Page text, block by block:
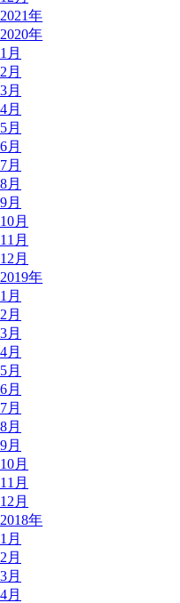
2021年
2020年
1月
2月
3月
4月
5月
6月
7月
8月
9月
10月
11月
12月
2019年
1月
2月
3月
4月
5月
6月
7月
8月
9月
10月
11月
12月
2018年
1月
2月
3月
4月